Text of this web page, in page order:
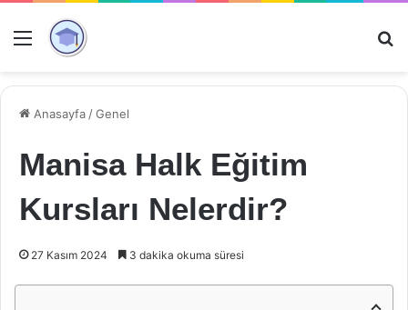
Menü
Anasayfa /Genel
Manisa Halk Eğitim
Kursları Nelerdir?
27 Kasım 2024 3 dakika okuma süresi